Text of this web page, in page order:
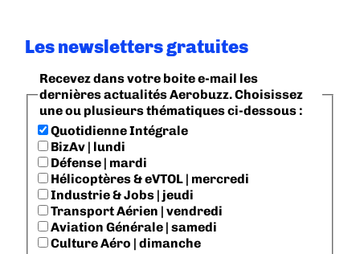
Les newsletters gratuites
Recevez dans votre boite e-mail les
dernières actualités Aerobuzz. Choisissez
une ou plusieurs thématiques ci-dessous :
Quotidienne Intégrale
BizAv | lundi
Défense | mardi
Hélicoptères & eVTOL | mercredi
Industrie & Jobs | jeudi
Transport Aérien | vendredi
Aviation Générale | samedi
Culture Aéro | dimanche